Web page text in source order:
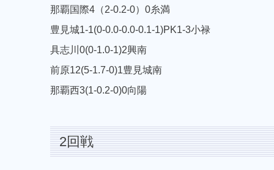
那覇国際4（2-0.2-0）0糸満
豊見城1-1(0-0.0-0.0-0.1-1)PK1-3小禄
具志川0(0-1.0-1)2興南
前原12(5-1.7-0)1豊見城南
那覇西3(1-0.2-0)0向陽
2回戦